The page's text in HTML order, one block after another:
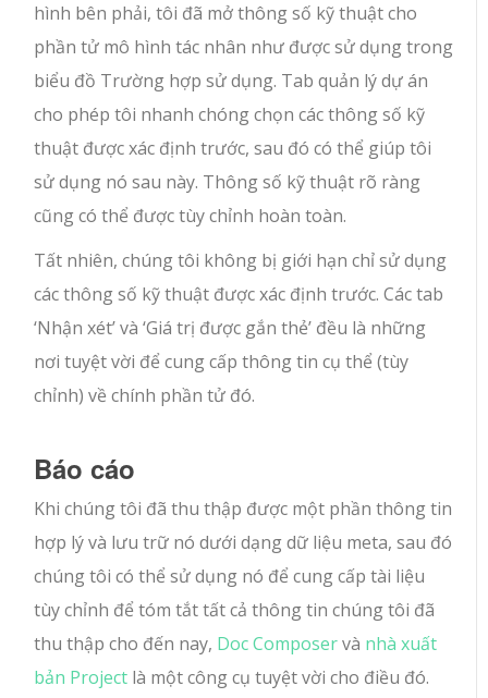
hình bên phải, tôi đã mở thông số kỹ thuật cho
phần tử mô hình tác nhân như được sử dụng trong
biểu đồ Trường hợp sử dụng. Tab quản lý dự án
cho phép tôi nhanh chóng chọn các thông số kỹ
thuật được xác định trước, sau đó có thể giúp tôi
sử dụng nó sau này. Thông số kỹ thuật rõ ràng
cũng có thể được tùy chỉnh hoàn toàn.
Tất nhiên, chúng tôi không bị giới hạn chỉ sử dụng
các thông số kỹ thuật được xác định trước. Các tab
‘Nhận xét’ và ‘Giá trị được gắn thẻ’ đều là những
nơi tuyệt vời để cung cấp thông tin cụ thể (tùy
chỉnh) về chính phần tử đó.
Báo cáo
Khi chúng tôi đã thu thập được một phần thông tin
hợp lý và lưu trữ nó dưới dạng dữ liệu meta, sau đó
chúng tôi có thể sử dụng nó để cung cấp tài liệu
tùy chỉnh để tóm tắt tất cả thông tin chúng tôi đã
thu thập cho đến nay, Doc Composervà nhà xuất
bản Project là một công cụ tuyệt vời cho điều đó.